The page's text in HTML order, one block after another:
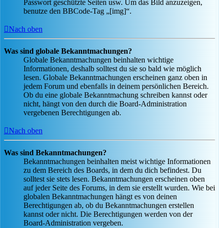
Passwort geschützte Seiten usw. Um das Bild anzuzeigen,
benutze den BBCode-Tag „[img]“.
Nach oben
Was sind globale Bekanntmachungen?
Globale Bekanntmachungen beinhalten wichtige
Informationen, deshalb solltest du sie so bald wie möglich
lesen. Globale Bekanntmachungen erscheinen ganz oben in
jedem Forum und ebenfalls in deinem persönlichen Bereich.
Ob du eine globale Bekanntmachung schreiben kannst oder
nicht, hängt von den durch die Board-Administration
vergebenen Berechtigungen ab.
Nach oben
Was sind Bekanntmachungen?
Bekanntmachungen beinhalten meist wichtige Informationen
zu dem Bereich des Boards, in dem du dich befindest. Du
solltest sie stets lesen. Bekanntmachungen erscheinen oben
auf jeder Seite des Forums, in dem sie erstellt wurden. Wie bei
globalen Bekanntmachungen hängt es von deinen
Berechtigungen ab, ob du Bekanntmachungen erstellen
kannst oder nicht. Die Berechtigungen werden von der
Board-Administration vergeben.